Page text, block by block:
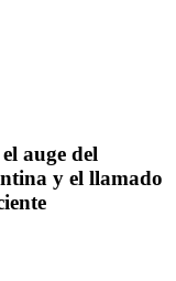
auge del
y el llamado